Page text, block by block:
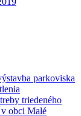
parkoviska
triedeného
obci Malé